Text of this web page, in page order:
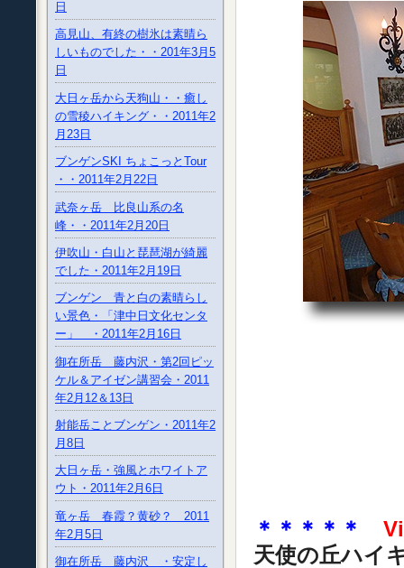
日
高見山、有終の樹氷は素晴ら
しいものでした・・201年3月5
日
大日ヶ岳から天狗山・・癒し
の雪稜ハイキング・・2011年2
月23日
ブンゲンSKI ちょこっとTour
・・2011年2月22日
武奈ヶ岳 比良山系の名
峰・・2011年2月20日
伊吹山・白山と琵琶湖が綺麗
でした・2011年2月19日
ブンゲン 青と白の素晴らし
い景色・「津中日文化センタ
ー」 ・2011年2月16日
御在所岳 藤内沢・第2回ピッ
ケル＆アイゼン講習会・2011
年2月12＆13日
射能岳ことブンゲン・2011年2
月8日
大日ヶ岳・強風とホワイトア
ウト・2011年2月6日
竜ヶ岳 春霞？黄砂？ 2011
年2月5日
御在所岳 藤内沢 ・安定し
＊＊＊＊＊
天使の丘ハイ